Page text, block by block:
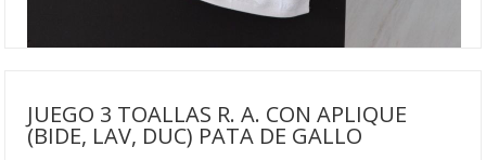
JUEGO 3 TOALLAS R. A. CON APLIQUE
(BIDE, LAV, DUC) PATA DE GALLO